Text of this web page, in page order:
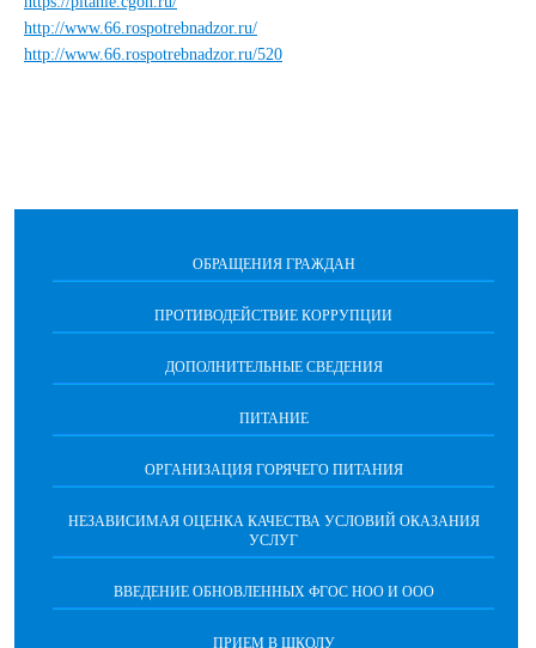
http://www.66.rospotrebnadzor.ru/
http://www.66.rospotrebnadzor.ru/520
ОБРАЩЕНИЯ ГРАЖДАН
ПРОТИВОДЕЙСТВИЕ КОРРУПЦИИ
ДОПОЛНИТЕЛЬНЫЕ СВЕДЕНИЯ
ПИТАНИЕ
ОРГАНИЗАЦИЯ ГОРЯЧЕГО ПИТАНИЯ
НЕЗАВИСИМАЯ ОЦЕНКА КАЧЕСТВА УСЛОВИЙ ОКАЗАНИЯ
УСЛУГ
ВВЕДЕНИЕ ОБНОВЛЕННЫХ ФГОС НОО И ООО
ПРИЕМ В ШКОЛУ